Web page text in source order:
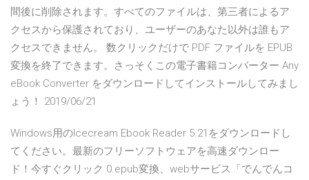
間後に削除されます。すべてのファイルは、第三者によるア
クセスから保護されており、ユーザーのあなた以外は誰もア
クセスできません。 数クリックだけで PDF ファイルを EPUB
変換を終了できます。さっそくこの電子書籍コンバーター Any
eBook Converter をダウンロードしてインストールしてみまし
ょう！ 2019/06/21
Windows用のIcecream Ebook Reader 5.21をダウンロードし
てください。最新のフリーソフトウェアを高速ダウンロー
ド！今すぐクリック 0.epub変換、webサービス「でんでんコ